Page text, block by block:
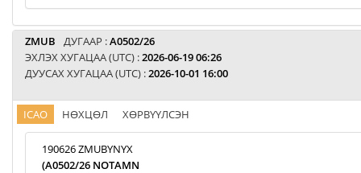
ZMUB ДУГААР :A0502/26
ЭХЛЭХ ХУГАЦАА (UTC) :2026-06-19 06:26
ДУУСАХ ХУГАЦАА (UTC) :2026-10-01 16:00
ICAO НӨХЦӨЛ ХӨРВҮҮЛСЭН
190626 ZMUBYNYX
(A0502/26 NOTAMN